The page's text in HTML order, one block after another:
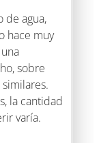
de agua,
hace muy
sobre
la cantidad
varía.